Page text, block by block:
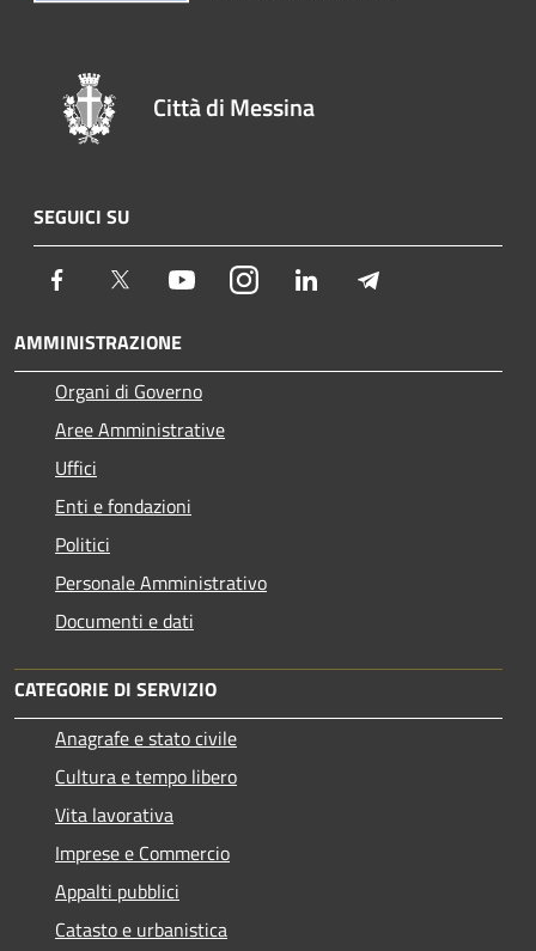
Città di Messina
SEGUICI SU
Facebook Twitter YoutubeInstagram LinkedIn
AMMINISTRAZIONE
Organi di Governo
Aree Amministrative
Uffici
Enti e fondazioni
Politici
Personale Amministrativo
Documenti e dati
CATEGORIE DI SERVIZIO
Anagrafe e stato civile
Cultura e tempo libero
Vita lavorativa
Imprese e Commercio
Appalti pubblici
Catasto e urbanistica